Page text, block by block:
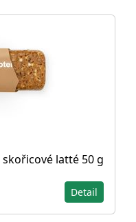
latté 50 g
Detail